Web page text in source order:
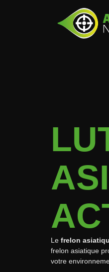
Le frelon
frelon asiatique
votre